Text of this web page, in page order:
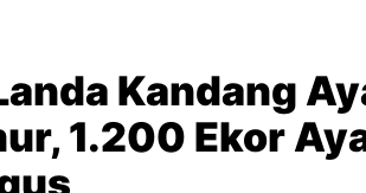
Kandang
1.200 Ekor